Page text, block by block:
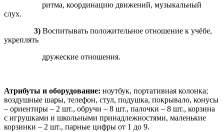
ритма, координацию движений, музыкальный
слух.
3) Воспитывать положительное отношение к учёбе,
укреплять
дружеские отношения.
Атрибуты и оборудование: ноутбук, портативная колонка;
воздушные шары, телефон, стул, подушка, покрывало, конусы
– ориентиры – 2 шт., обручи – 8 шт., палочки – 8 шт., корзина
с игрушками и школьными принадлежностями, маленькие
корзинки – 2 шт., парные цифры от 1 до 9.